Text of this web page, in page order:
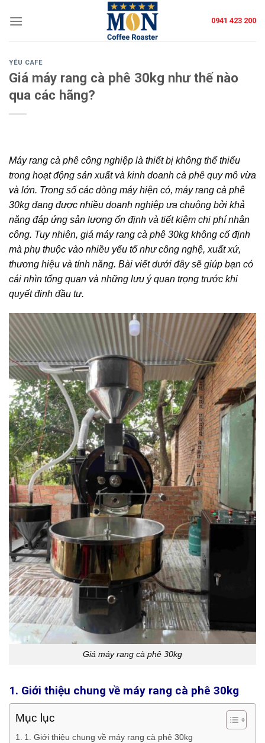
0941 423 200
YÊU CAFE
Giá máy rang cà phê 30kg như thế nào
qua các hãng?
Máy rang cà phê công nghiệp là thiết bị không thể thiếu
trong hoạt động sản xuất và kinh doanh cà phê quy mô vừa
và lớn. Trong số các dòng máy hiện có, máy rang cà phê
30kg đang được nhiều doanh nghiệp ưa chuộng bởi khả
năng đáp ứng sản lượng ổn định và tiết kiệm chi phí nhân
công. Tuy nhiên, giá máy rang cà phê 30kg không cố định
mà phụ thuộc vào nhiều yếu tố như công nghệ, xuất xứ,
thương hiệu và tính năng. Bài viết dưới đây sẽ giúp bạn có
cái nhìn tổng quan và những lưu ý quan trọng trước khi
quyết định đầu tư.
Giá máy rang cà phê 30kg
1. Giới thiệu chung về máy rang cà phê 30kg
Mục lục
1. Giới thiệu chung về máy rang cà phê 30kg